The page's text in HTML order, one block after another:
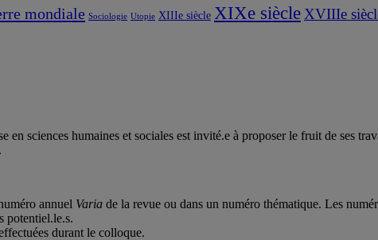
mondiale Sociologie Utopie XIIIe siècle XIXe siècle XVIIIe
sciences humaines et sociales est invité.e à proposer le fruit de ses
annuel Varia de la revue ou dans un numéro thématique. Les
potentiel.le.s.
durant le colloque.